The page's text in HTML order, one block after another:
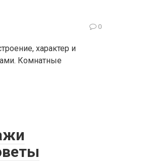
0
характер и
Комнатные